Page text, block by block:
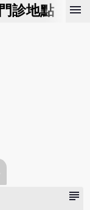
門診地點 預
menu
subject